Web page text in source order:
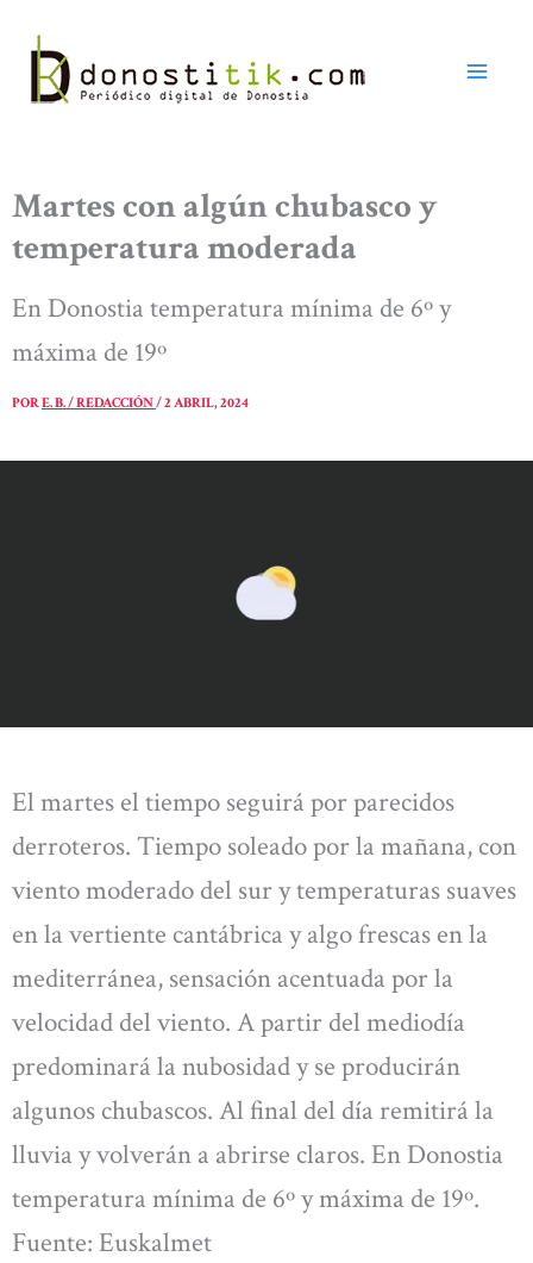
contenido
Martes con algún chubasco y
temperatura moderada
En Donostia temperatura mínima de 6º y
máxima de 19º
PORE. B. / REDACCIÓN/2 ABRIL, 2024
El martes el tiempo seguirá por parecidos
derroteros. Tiempo soleado por la mañana, con
viento moderado del sur y temperaturas suaves
en la vertiente cantábrica y algo frescas en la
mediterránea, sensación acentuada por la
velocidad del viento. A partir del mediodía
predominará la nubosidad y se producirán
algunos chubascos. Al final del día remitirá la
lluvia y volverán a abrirse claros. En Donostia
temperatura mínima de 6º y máxima de 19º.
Fuente: Euskalmet